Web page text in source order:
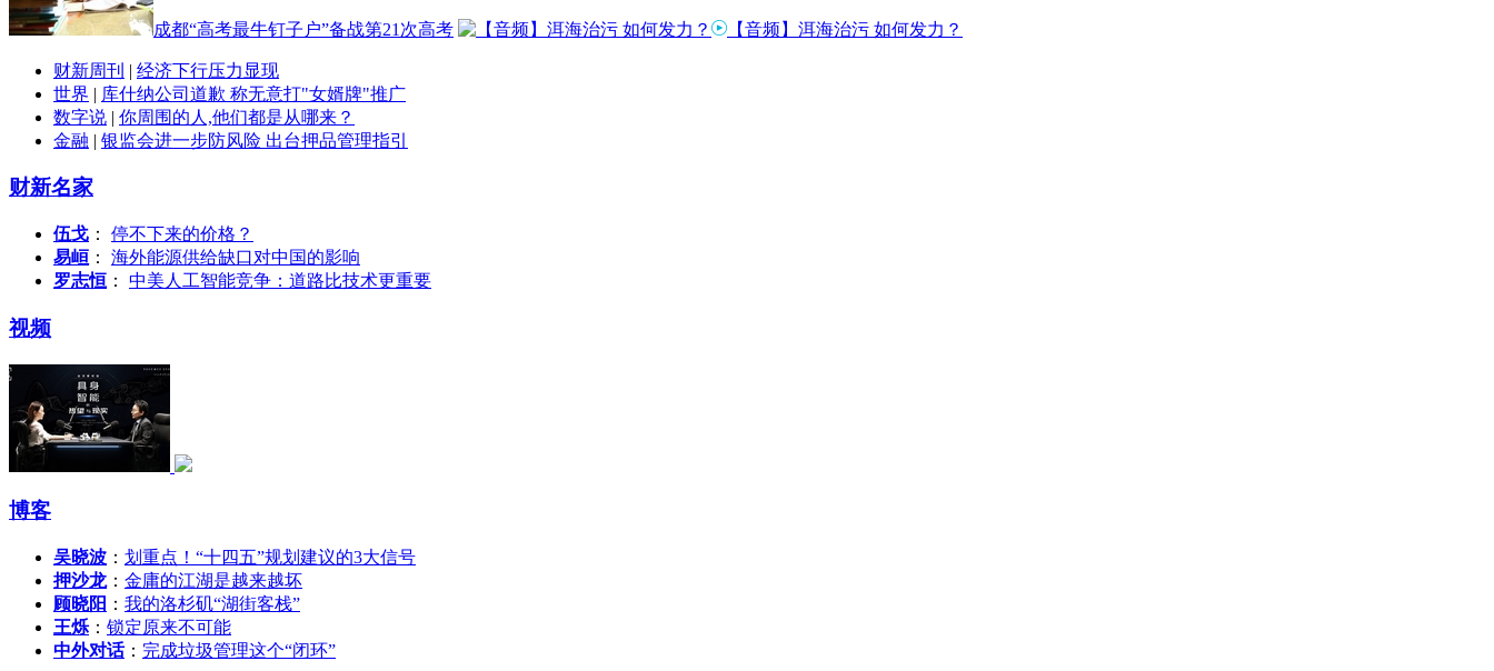
成都“高考最牛钉子户”备战第21次高考 【音频】洱海治污 如何发力？
财新周刊 | 经济下行压力显现
世界 | 库什纳公司道歉 称无意打"女婿牌"推广
数字说 | 你周围的人,他们都是从哪来？
金融 | 银监会进一步防风险 出台押品管理指引
财新名家
伍戈 ： 停不下来的价格？
易峘 ： 海外能源供给缺口对中国的影响
罗志恒 ： 中美人工智能竞争：道路比技术更重要
视频
博客
吴晓波 ： 划重点！“十四五”规划建议的3大信号
押沙龙： 金庸的江湖是越来越坏
顾晓阳 ： 我的洛杉矶“湖街客栈”
王烁 ： 锁定原来不可能
中外对话： 完成垃圾管理这个“闭环”